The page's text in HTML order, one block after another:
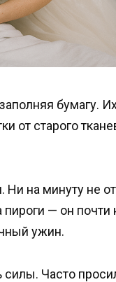
бумагу.
от старого
на минуту не
— он почти
ужин.
Часто